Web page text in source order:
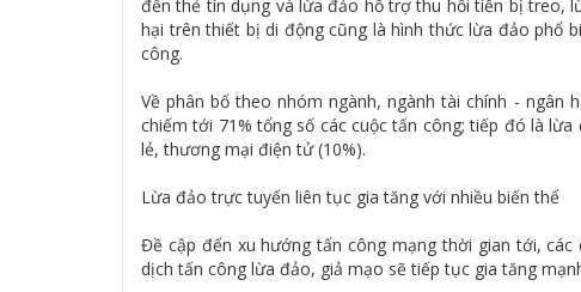
đến thẻ tín dụng và lừa đảo hỗ trợ thu hồi tiền bị treo,
hại trên thiết bị di động cũng là hình thức lừa đảo phổ
công.
Về phân bố theo nhóm ngành, ngành tài chính -
chiếm tới 71% tổng số các cuộc tấn công; tiếp đó là
lẻ, thương mại điện tử (10%).
Lừa đảo trực tuyến liên tục gia tăng với nhiều biến thể
Đề cập đến xu hướng tấn công mạng thời gian tới,
dịch tấn công lừa đảo, giả mạo sẽ tiếp tục gia tăng